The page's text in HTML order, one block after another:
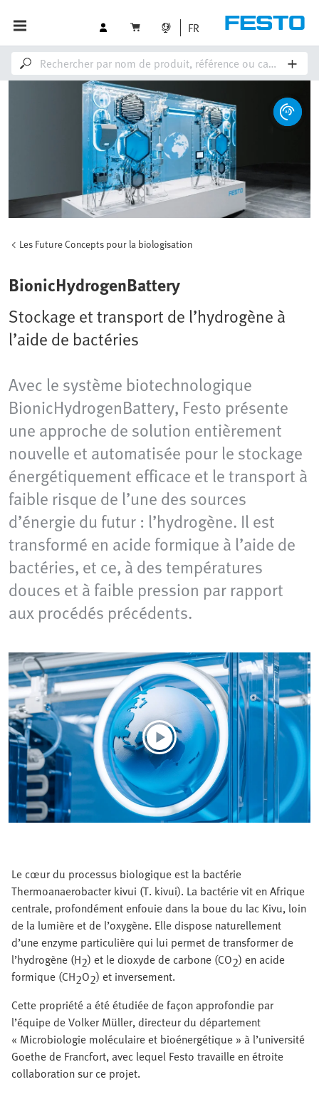
FR
Les Future Concepts pour la biologisation
BionicHydrogenBattery
Stockage et transport de l’hydrogène à
l’aide de bactéries
Avec le système biotechnologique
BionicHydrogenBattery, Festo présente
une approche de solution entièrement
nouvelle et automatisée pour le stockage
énergétiquement efficace et le transport à
faible risque de l’une des sources
d’énergie du futur : l’hydrogène. Il est
transformé en acide formique à l’aide de
bactéries, et ce, à des températures
douces et à faible pression par rapport
aux procédés précédents.
Le cœur du processus biologique est la bactérie
Thermoanaerobacter kivui (T. kivui). La bactérie vit en Afrique
centrale, profondément enfouie dans la boue du lac Kivu, loin
de la lumière et de l’oxygène. Elle dispose naturellement
d’une enzyme particulière qui lui permet de transformer de
l’hydrogène (H2) et le dioxyde de carbone (CO2) en acide
formique (CH2O2) et inversement.
Cette propriété a été étudiée de façon approfondie par
l’équipe de Volker Müller, directeur du département
« Microbiologie moléculaire et bioénergétique » à l’université
Goethe de Francfort, avec lequel Festo travaille en étroite
collaboration sur ce projet.